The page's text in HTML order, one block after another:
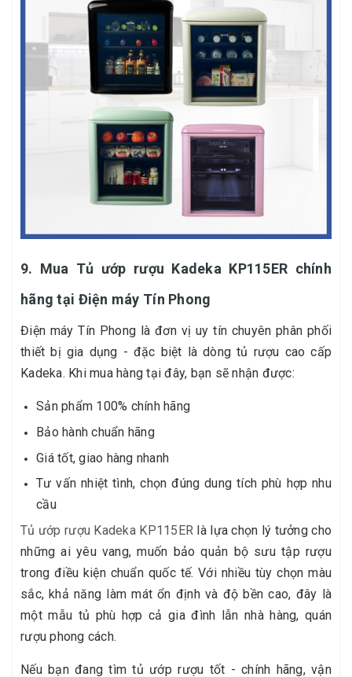
9. Mua Tủ ướp rượu Kadeka KP115ER chính
hãng tại Điện máy Tín Phong
Điện máy Tín Phong là đơn vị uy tín chuyên phân phối
thiết bị gia dụng - đặc biệt là dòng tủ rượu cao cấp
Kadeka. Khi mua hàng tại đây, bạn sẽ nhận được:
Sản phẩm 100% chính hãng
Bảo hành chuẩn hãng
Giá tốt, giao hàng nhanh
Tư vấn nhiệt tình, chọn đúng dung tích phù hợp nhu
cầu
Tủ ướp rượu Kadeka KP115ER là lựa chọn lý tưởng cho
những ai yêu vang, muốn bảo quản bộ sưu tập rượu
trong điều kiện chuẩn quốc tế. Với nhiều tùy chọn màu
sắc, khả năng làm mát ổn định và độ bền cao, đây là
một mẫu tủ phù hợp cả gia đình lẫn nhà hàng, quán
rượu phong cách.
Nếu bạn đang tìm tủ ướp rượu tốt - chính hãng, vận